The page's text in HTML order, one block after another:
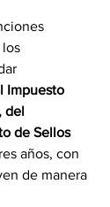
los
Impuesto
del
de Sellos
años, con
de manera